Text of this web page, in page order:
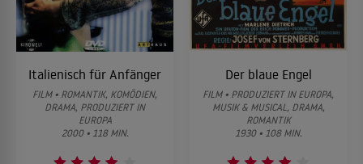
Italienisch für Anfänger
FILM • ROMANTIK, KOMÖDIEN,
DRAMA, PRODUZIERT IN
EUROPA
2000 • 118 MIN.
Der blaue Engel
FILM • PRODUZIERT IN EUROPA,
MUSIK & MUSICAL, DRAMA,
ROMANTIK
1930 • 108 MIN.